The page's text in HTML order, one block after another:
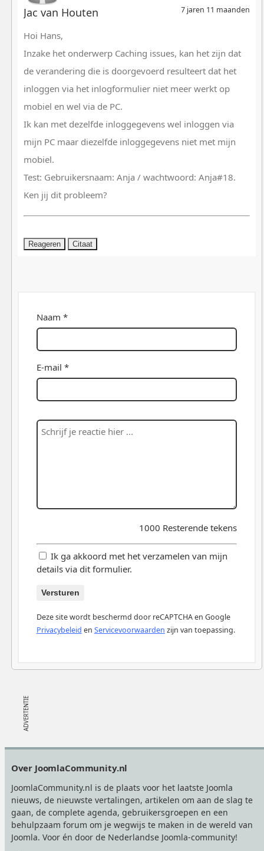
Jac van Houten 7 jaren 11 maanden
Hoi Hans,
Inzake het onderwerp Caching issues, kan het zijn dat
de verandering die is doorgevoerd resulteert dat het
inloggen via het inlogformulier niet meer werkt op
mobiel en wel via de PC.
Ik kan met dezelfde inloggegevens wel inloggen via
mijn PC maar diezelfde inloggegevens niet met mijn
mobiel.
Test: Gebruikersnaam: Anja / wachtwoord: Anja#18.
Ken jij dit probleem?
Reageren Citaat
Naam *
E-mail *
1000 Resterende tekens
Ik ga akkoord met het verzamelen van mijn
details via dit formulier.
Versturen
Deze site wordt beschermd door reCAPTCHA en Google
Privacybeleid en Servicevoorwaarden zijn van toepassing.
Over JoomlaCommunity.nl
JoomlaCommunity.nl is de plaats voor het laatste Joomla
nieuws, de nieuwste vertalingen, artikelen om aan de slag te
gaan, de complete agenda, gebruikersgroepen en een
behulpzaam forum om je wegwijs te maken in de wereld van
Joomla. Voor én door de Nederlandse Joomla-community!